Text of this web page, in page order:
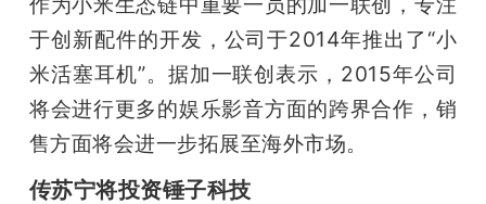
于创新配件的开发，公司于2014年推出了“小
米活塞耳机”。据加一联创表示，2015年公司
将会进行更多的娱乐影音方面的跨界合作，销
售方面将会进一步拓展至海外市场。
传苏宁将投资锤子科技